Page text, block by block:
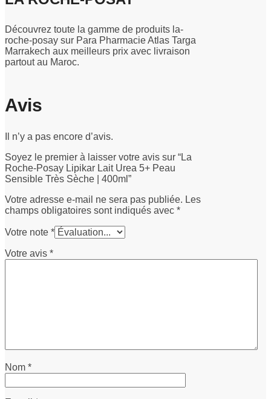
Découvrez toute la gamme de produits la-
roche-posay sur Para Pharmacie Atlas Targa
Marrakech aux meilleurs prix avec livraison
partout au Maroc.
Avis
Il n’y a pas encore d’avis.
Soyez le premier à laisser votre avis sur “La
Roche-Posay Lipikar Lait Urea 5+ Peau
Sensible Très Sèche | 400ml”
Votre adresse e-mail ne sera pas publiée. Les
champs obligatoires sont indiqués avec *
Votre note *
Votre avis *
Nom *